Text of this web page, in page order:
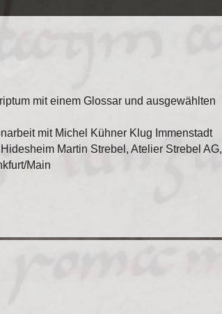
mit einem Glossar und ausgewählten
mit Michel Kühner Klug Immenstadt
Martin Strebel, Atelier Strebel AG,
Main